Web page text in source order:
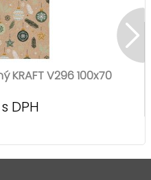
V296 100x70
DPH